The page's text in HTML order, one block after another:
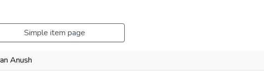
Simple item page
Anush